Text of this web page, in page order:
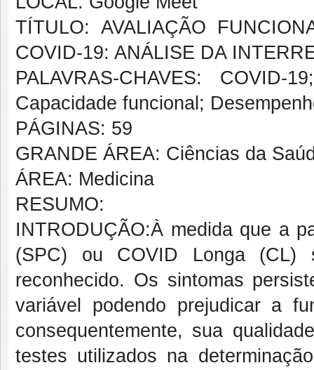
TÍTULO: AVALIAÇÃO
COVID-19: ANÁLISE DA
PALAVRAS-CHAVES:
Capacidade funcional;
PÁGINAS: 59
GRANDE ÁREA: Ciências da
ÁREA: Medicina
RESUMO:
INTRODUÇÃO:À medida que a
(SPC) ou COVID Longa (CL)
reconhecido. Os sintomas
variável podendo prejudicar a
consequentemente, sua
testes utilizados na